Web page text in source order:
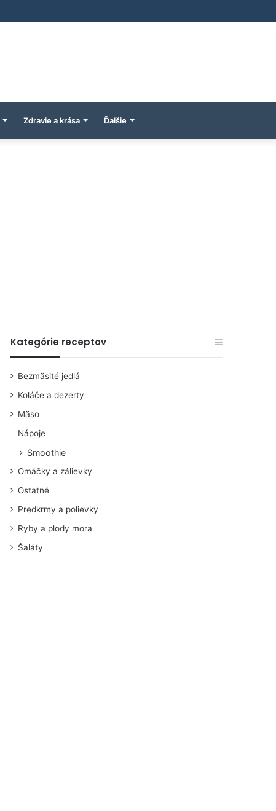
Zdravie a krása Ďalšie
Kategórie receptov
Bezmäsité jedlá
Koláče a dezerty
Mäso
Nápoje
Smoothie
Omáčky a zálievky
Ostatné
Predkrmy a polievky
Ryby a plody mora
Šaláty